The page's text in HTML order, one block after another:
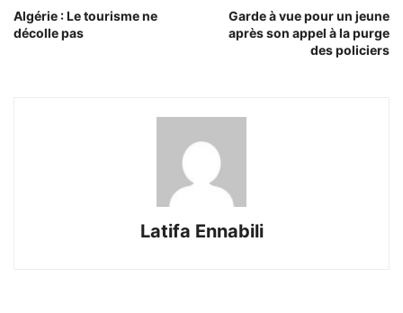
Algérie : Le tourisme ne
décolle pas
Garde à vue pour un jeune
après son appel à la purge
des policiers
Latifa Ennabili